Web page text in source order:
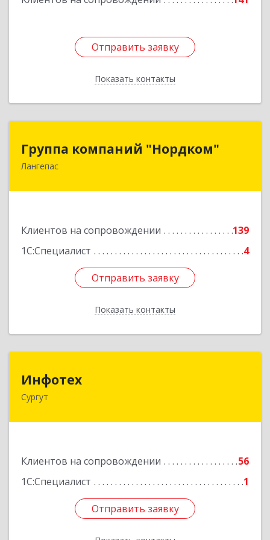
Отправить заявку
Показать контакты
Отправить заявку
Назад
Группа компаний "Нордком"
Лангепас
Клиентов на сопровождении
139
1С:Специалист
4
Отправить заявку
Показать контакты
Группа компаний "Нордком"
628672, Тюменская обл, Лангепас г., Солнечная
Отправить заявку
Назад
Инфотех
Сургут
Клиентов на сопровождении
56
1С:Специалист
1
Отправить заявку
628400, Ханты-Мансийский Автономный округ
Отправить заявку